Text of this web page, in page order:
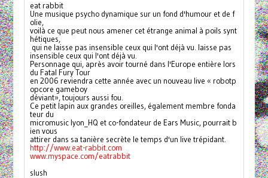
eat rabbit
Une musique psycho dynamique sur un fond d'humour et de f
olie,
voilà ce que peut nous amener cet étrange animal à poils synt
hétiques,
qui ne laisse pas insensible ceux qui l'ont déjà vu. laisse pas
insensible ceux qui l'ont déjà vu.
Personnage qui, après avoir tourné dans l'Europe entière lors
du Fatal Fury Tour
en 2006 reviendra cette année avec un nouveau live « robotp
opcore gameboy
déviant», toujours aussi fou.
Ce petit lapin aux grandes oreilles, également membre fonda
teur du
micromusic lyon_HQ et co-fondateur de Ears Music, pourrait b
ien vous
attirer dans sa tanière secrète le temps d'un live trépidant.
http://www.eat-rabbit.com
www.myspace.com/eatrabbit
slush